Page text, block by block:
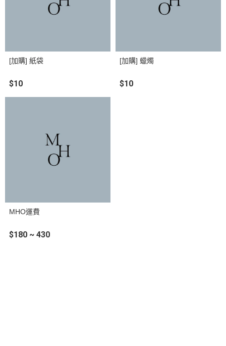
[加購] 紙袋
$10
[加購] 蠟燭
$10
MHO運費
$180 ~ 430